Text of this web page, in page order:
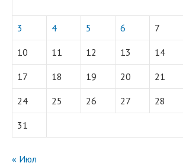
3 4 5 6 7
10 11 12 13 14
17 18 19 20 21
24 25 26 27 28
31
« Июл